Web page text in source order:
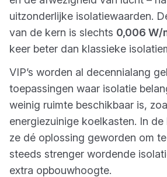
uitzonderlijke isolatiewaarden.
van de kern is slechts 0,006 W/
keer beter dan klassieke
VIP’s worden al decennialang
toepassingen waar isolatie
weinig ruimte beschikbaar is,
energiezuinige koelkasten. In
ze dé oplossing geworden om
steeds strenger wordende
extra opbouwhoogte.